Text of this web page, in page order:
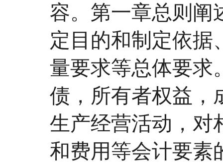
容。第一章总则阐
定目的和制定依据
量要求等总体要求
债，所有者权益，
生产经营活动，对
和费用等会计要素